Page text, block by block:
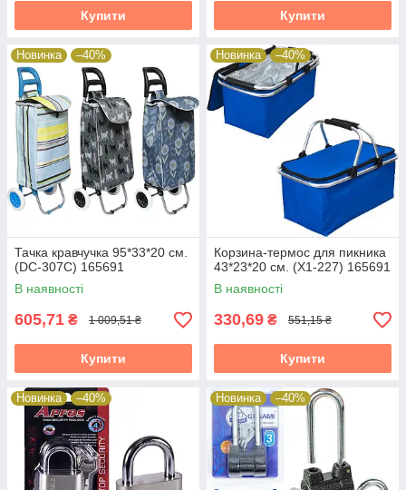
Купити Купити
Новинка –40%
Тачка кравчучка 95*33*20 см.
(DC-307C) 165691
В наявності
605,71 ₴ 1 009,51 ₴
Купити
Новинка –40%
Корзина-термос для пикника
43*23*20 см. (Х1-227) 165691
В наявності
330,69 ₴ 551,15 ₴
Купити
Новинка –40% Новинка –40%